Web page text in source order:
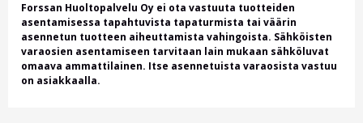
Forssan Huoltopalvelu Oy ei ota vastuuta tuotteiden
asentamisessa tapahtuvista tapaturmista tai väärin
asennetun tuotteen aiheuttamista vahingoista. Sähköisten
varaosien asentamiseen tarvitaan lain mukaan sähköluvat
omaava ammattilainen. Itse asennetuista varaosista vastuu
on asiakkaalla.